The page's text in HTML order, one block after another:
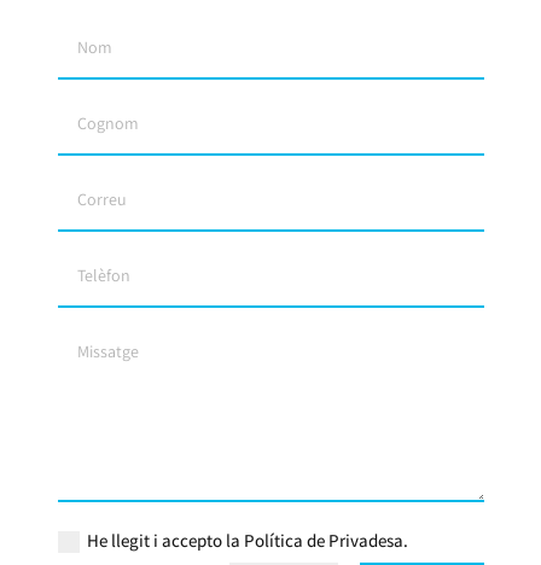
He llegit i accepto la Política de Privadesa.